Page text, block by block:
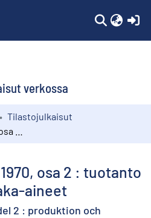
verkossa
Tilastojulkaisut
osa 2 : tuotanto
aineet
2 : produktion och